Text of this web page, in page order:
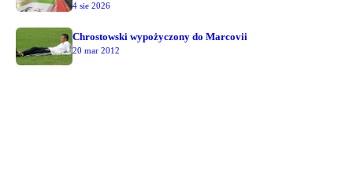
4 sie 2026
Chrostowski wypożyczony do Marcovii
20 mar 2012